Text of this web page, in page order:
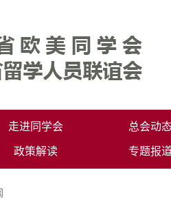
走进同学会 总会动
政策解读 专题报